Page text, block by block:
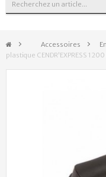
&gt; Accessoires >
plastique CENDR'EXPRESS